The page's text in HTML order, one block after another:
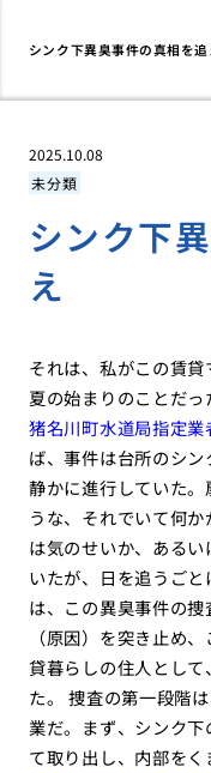
シンク下異臭事件の真相を追
2025.10.08
未分類
シンク下
え
それは、私がこの賃貸
夏の始まりのことだっ
猪名川町水道局指定業
ば、事件は台所のシ
静かに進行していた
うな、それでいて何
は気のせいか、ある
いたが、日を追うご
は、この異臭事件の
（原因）を突き止め
貸暮らしの住人とし
た。 捜査の第一段階
業だ。まず、シンク
て取り出し、内部をく